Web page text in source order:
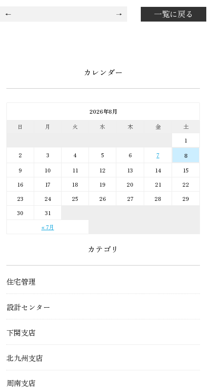
一覧に戻る
カレンダー
2026年8月
日
月 火 水 木 金 土
« 7月
1
2
3 4 5 6 7
8
9
10 11 12 13 14
15
16
17 18 19 20 21
22
23
24 25 26 27 28
29
30
31
カテゴリ
住宅管理
設計センター
下関支店
北九州支店
周南支店